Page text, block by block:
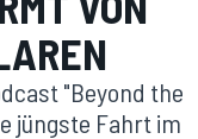
"Beyond the
jüngste Fahrt im